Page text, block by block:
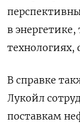
в
В справке
Лукойл
поставкам